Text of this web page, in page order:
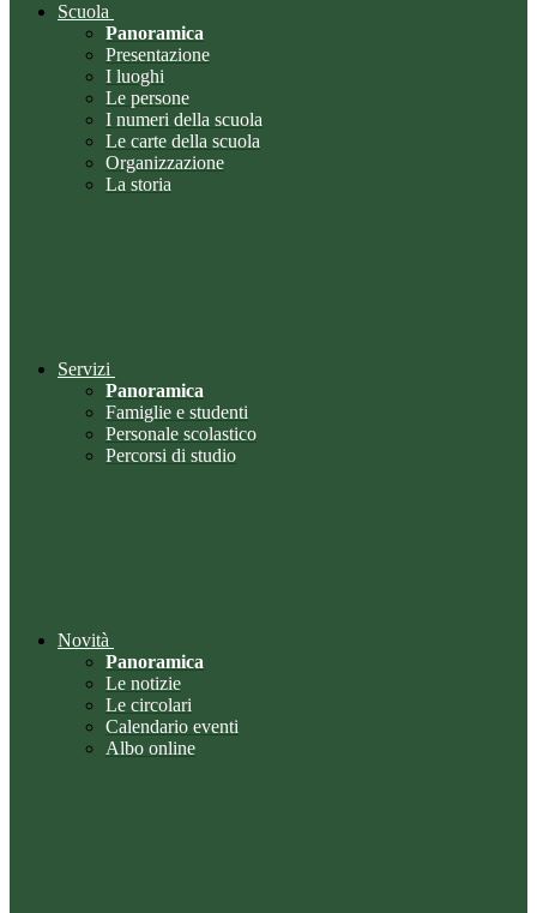
Scuola
Panoramica
Presentazione
I luoghi
Le persone
I numeri della scuola
Le carte della scuola
Organizzazione
La storia
Servizi
Panoramica
Famiglie e studenti
Personale scolastico
Percorsi di studio
Novità
Panoramica
Le notizie
Le circolari
Calendario eventi
Albo online